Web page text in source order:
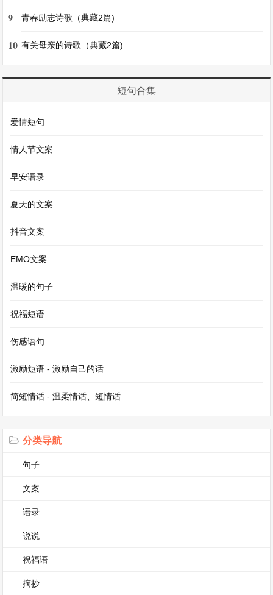
笔描绘出青山绿水，那连绵起伏的山峦，用不同深
水在阳光的照耀下闪烁着点点银光。
为了让自己的绘画技术更上一层楼，我还经常参加
思画面，仔细挑选色彩。当我站在领奖台上，手中
捧着奖状的时候，心中充满了自豪。画画，这就是
感。
我的拿手好戏作文400字第4篇
我的拿手好戏作文400字
每个人都有自己的拿手好戏，而我的拿手好戏就是
绘画。
我对绘画的热爱源于一次偶然的机会。小时候，我
看到一本色彩斑斓的画册，里面的画作仿佛有魔力
体的轮廓，再到后来给它们添上丰富的色彩。
绘画的过程是一场奇妙的旅行。当我拿起画笔，周
是壮丽的山河，还是可爱的小动物，我都能用画笔
描绘出来。我最喜欢画的是人物肖像，通过细腻的
笔触，捕捉人物的神态和表情，这是很有成就感的
为了提高自己的绘画水平，我参加了绘画班，跟着
9 青春励志诗歌（典藏2篇)
10 有关母亲的诗歌（典藏2篇)
短句合集
爱情短句
情人节文案
早安语录
夏天的文案
抖音文案
EMO文案
温暖的句子
祝福短语
伤感语句
激励短语 - 激励自己的话
简短情话 - 温柔情话、短情话
分类导航
句子
文案
语录
说说
祝福语
摘抄